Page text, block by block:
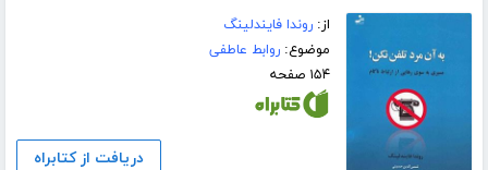
از:روندا فایندلینگ
موضوع:روابط عاطفی
۱۵۴ صفحه
دریافت از کتابراه